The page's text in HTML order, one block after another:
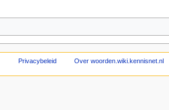
Privacybeleid Over woorden.wiki.kennisnet.nl